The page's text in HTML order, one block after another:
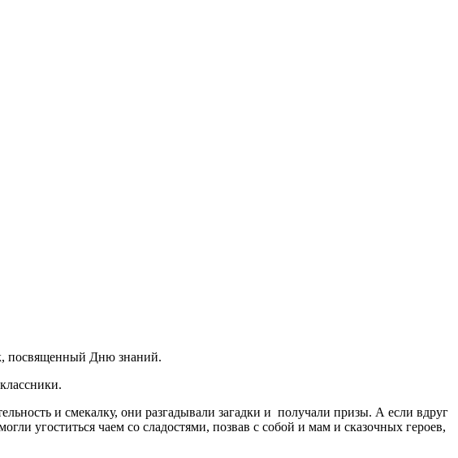
посвященный Дню знаний.
и смекалку, они разгадывали загадки и получали призы. А если вдруг
угоститься чаем со сладостями, позвав с собой и мам и сказочных героев,